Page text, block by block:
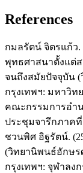
References
กมลรัตน์ จิตรแก้ว
พุทธศาสนาตั้งแต่
จนถึงสมัยปัจจุบัน
กรุงเทพฯ: มหาวิท
คณะกรรมการอำน
ประชุมจารึกภาคที่
ชวนพิศ อิฐรัตน์.
(วิทยานิพนธ์อักษ
กรุงเทพฯ: จุฬาลง